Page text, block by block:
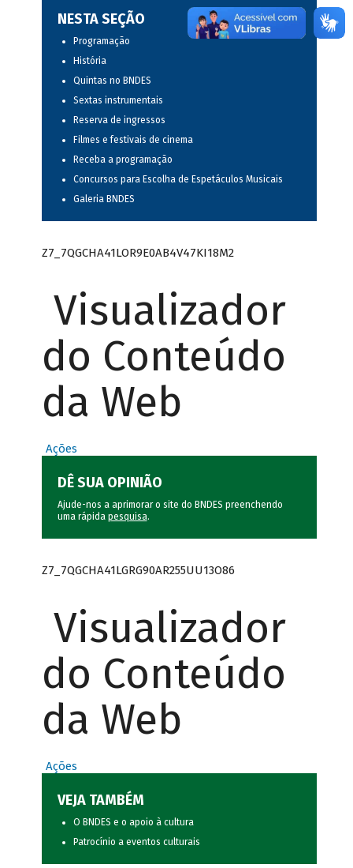
NESTA SEÇÃO
Programação
História
Quintas no BNDES
Sextas instrumentais
Reserva de ingressos
Filmes e festivais de cinema
Receba a programação
Concursos para Escolha de Espetáculos Musicais
Galeria BNDES
Z7_7QGCHA41LOR9E0AB4V47KI18M2
Visualizador
do Conteúdo
da Web
Ações
DÊ SUA OPINIÃO
Ajude-nos a aprimorar o site do BNDES preenchendo
uma rápida pesquisa.
Z7_7QGCHA41LGRG90AR255UU13O86
Visualizador
do Conteúdo
da Web
Ações
VEJA TAMBÉM
O BNDES e o apoio à cultura
Patrocínio a eventos culturais